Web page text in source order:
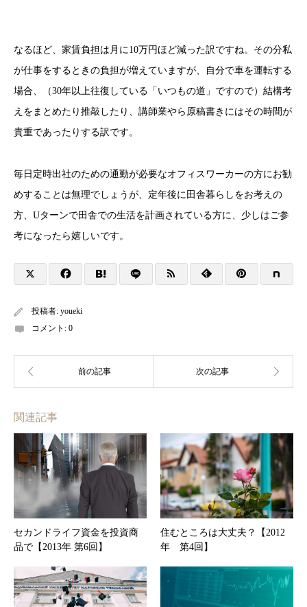
なるほど、家賃負担は月に10万円ほど減った訳ですね。その分私
が仕事をするときの負担が増えていますが、自分で車を運転する
場合、（30年以上往復している「いつもの道」ですので）結構考
えをまとめたり推敲したり、講師業やら原稿書きにはその時間が
貴重であったりする訳です。
毎日定時出社のための通勤が必要なオフィスワーカーの方にお勧
めすることは無理でしょうが、定年後に田舎暮らしをお考えの
方、Uターンで田舎での生活を計画されている方に、少しはご参
考になったら嬉しいです。
投稿者: youeki
コメント: 0
関連記事
セカンドライフ資金を投資商
品で【2013年 第6回】
住むところは大丈夫？【2012
年 第4回】